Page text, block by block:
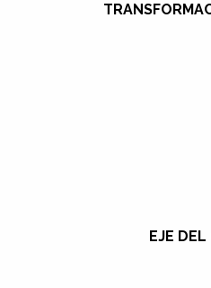
EJE DEL